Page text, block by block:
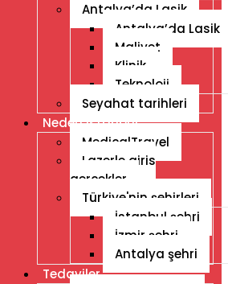
Antalya’da Lasik
Antalya’da Lasik
Maliyet
Klinik
Teknoloji
Seyahat tarihleri
Neden Istanbul
MedicalTravel
Lazerle giris
gercekler
Türkiye'nin şehirleri
İstanbul şehri
İzmir şehri
Antalya şehri
Tedaviler